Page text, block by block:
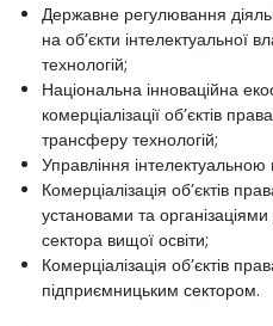
Державне регулювання
на об’єкти інтелектуальної
технологій;
Національна інноваційна
комерціалізації об’єктів
трансферу технологій;
Управління інтелектуальною
Комерціалізація об’єктів
установами та
сектора вищої освіти;
Комерціалізація об’єктів
підприємницьким сектором.